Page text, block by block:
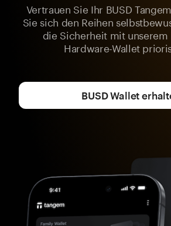
Vertrauen Sie Ihr BUSD
Sie sich den Reihen
die Sicherheit mit
Hardware-Wallet
BUSD Wallet